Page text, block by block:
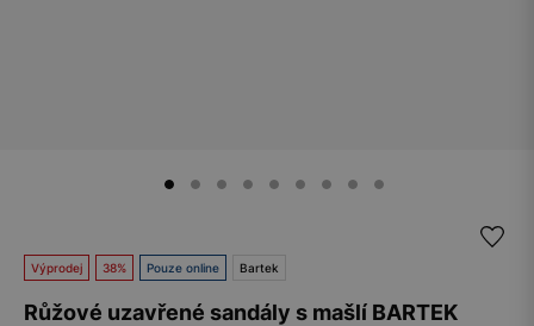
Výprodej 38% Pouze online Bartek
Růžové uzavřené sandály s mašlí BARTEK